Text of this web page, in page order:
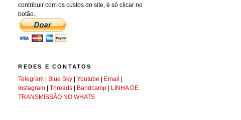
contribuir com os custos do site, é só clicar no
botão.
REDES E CONTATOS
Telegram | Blue Sky |Youtube | Email |
Instagram |Threads | Bandcamp | LINHA DE
TRANSMISSÃO NO WHATS